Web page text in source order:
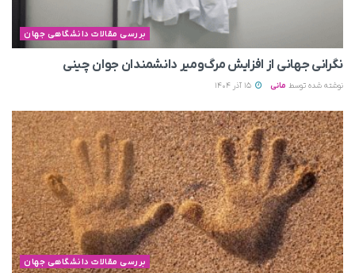
بررسی مقالات دانشگاهی جهان
نگرانی جهانی از افزایش مرگ‌ومیر دانشمندان جوان چینی
نوشته شده توسط مانی
بررسی مقالات دانشگاهی جهان